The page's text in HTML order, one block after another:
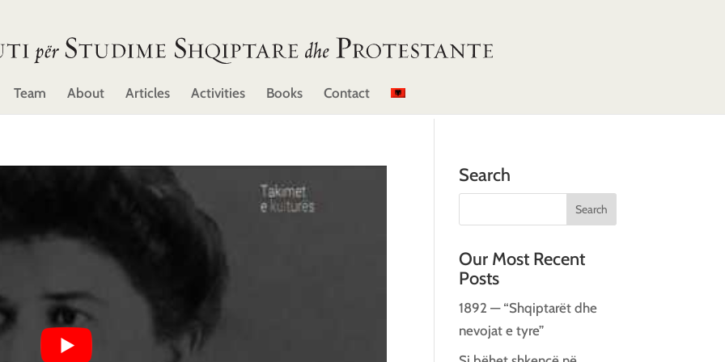
Team About Articles Activities Books Contact
Search
Our Most Recent
Posts
1892 — “Shqiptarët dhe
nevojat e tyre”